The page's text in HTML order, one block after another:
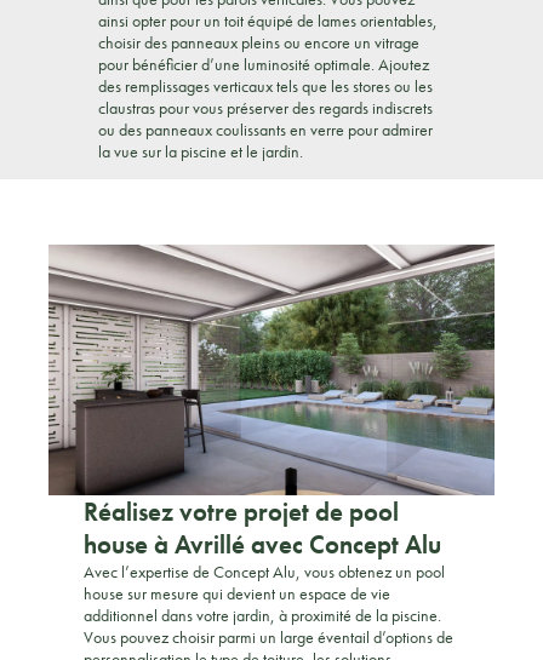
ainsi opter pour un toit équipé de lames orientables,
choisir des panneaux pleins ou encore un vitrage
pour bénéficier d’une luminosité optimale. Ajoutez
des remplissages verticaux tels que les stores ou les
claustras pour vous préserver des regards indiscrets
ou des panneaux coulissants en verre pour admirer
la vue sur la piscine et le jardin.
Réalisez votre projet de pool
house à Avrillé avec Concept Alu
Avec l’expertise de Concept Alu, vous obtenez un pool
house sur mesure qui devient un espace de vie
additionnel dans votre jardin, à proximité de la piscine.
Vous pouvez choisir parmi un large éventail d’options de